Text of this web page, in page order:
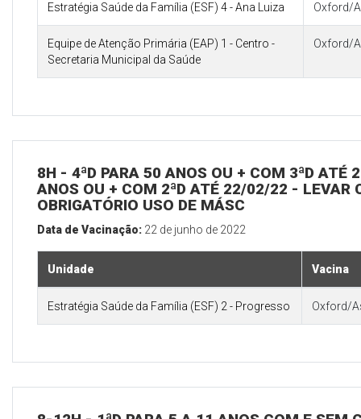
Estratégia Saúde da Família (ESF) 4 - Ana Luiza Oxford/
Equipe de Atenção Primária (EAP) 1 - Centro -
Secretaria Municipal da Saúde
Oxford/
8H - 4ªD PARA 50 ANOS OU + COM 3ªD ATÉ
ANOS OU + COM 2ªD ATÉ 22/02/22 - LEVAR
OBRIGATÓRIO USO DE MÁSC
Data de Vacinação: 22 de junho de 2022
Unidade Vacina
Estratégia Saúde da Família (ESF) 2 - Progresso Oxford/